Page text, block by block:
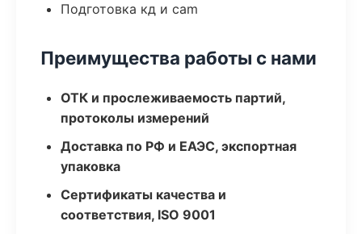
Подготовка кд и cam
Преимущества работы с нами
ОТК и прослеживаемость партий,
протоколы измерений
Доставка по РФ и ЕАЭС, экспортная
упаковка
Сертификаты качества и
соответствия, ISO 9001